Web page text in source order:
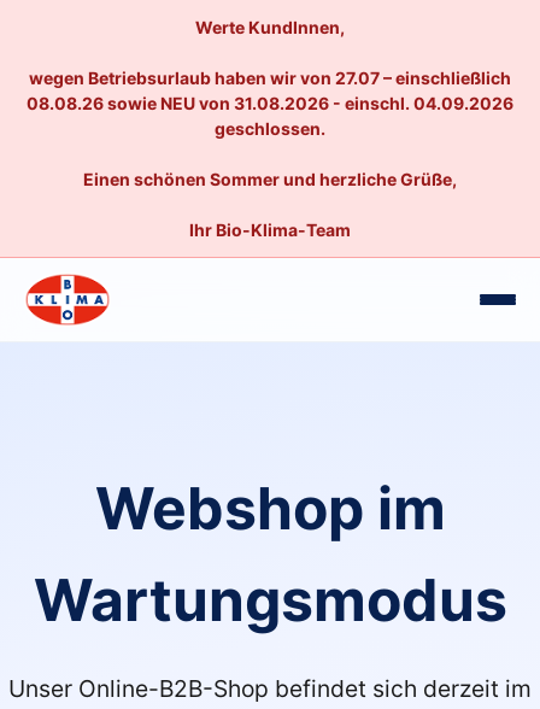
Werte KundInnen,
wegen Betriebsurlaub haben wir von 27.07 – einschließlich
08.08.26 sowie NEU von 31.08.2026 - einschl. 04.09.2026
geschlossen.
Einen schönen Sommer und herzliche Grüße,
Ihr Bio-Klima-Team
Webshop im
Wartungsmodus
Unser Online-B2B-Shop befindet sich derzeit im